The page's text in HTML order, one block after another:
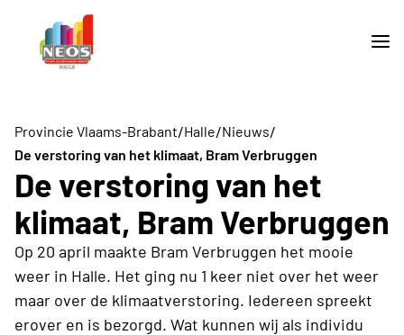
Provincie Vlaams-Brabant/Halle/Nieuws/
De verstoring van het klimaat, Bram Verbruggen
De verstoring van het
klimaat, Bram Verbruggen
Op 20 april maakte Bram Verbruggen het mooie
weer in Halle. Het ging nu 1 keer niet over het weer
maar over de klimaatverstoring. Iedereen spreekt
erover en is bezorgd. Wat kunnen wij als individu